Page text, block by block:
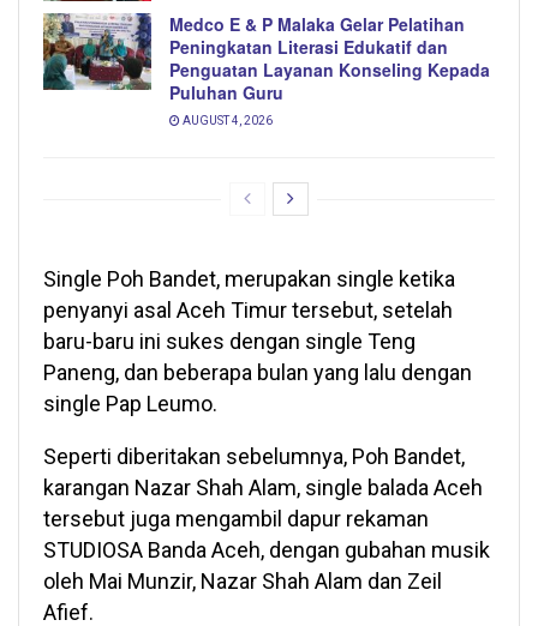
Medco E & P Malaka Gelar Pelatihan
Peningkatan Literasi Edukatif dan
Penguatan Layanan Konseling Kepada
Puluhan Guru
AUGUST 4, 2026
Single Poh Bandet, merupakan single ketika
penyanyi asal Aceh Timur tersebut, setelah
baru-baru ini sukes dengan single Teng
Paneng, dan beberapa bulan yang lalu dengan
single Pap Leumo.
Seperti diberitakan sebelumnya, Poh Bandet,
karangan Nazar Shah Alam, single balada Aceh
tersebut juga mengambil dapur rekaman
STUDIOSA Banda Aceh, dengan gubahan musik
oleh Mai Munzir, Nazar Shah Alam dan Zeil
Afief.